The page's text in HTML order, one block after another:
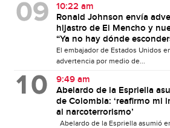
10:22 am
Ronald Johnson envía
hijastro de El Mencho y
“Ya no hay dónde
El embajador de Estados Unidos
advertencia por medio de...
9:49 am
Abelardo de la Espriella
de Colombia: ‘reafirmo mi
al narcoterrorismo’
Abelardo de la Espriella asumió